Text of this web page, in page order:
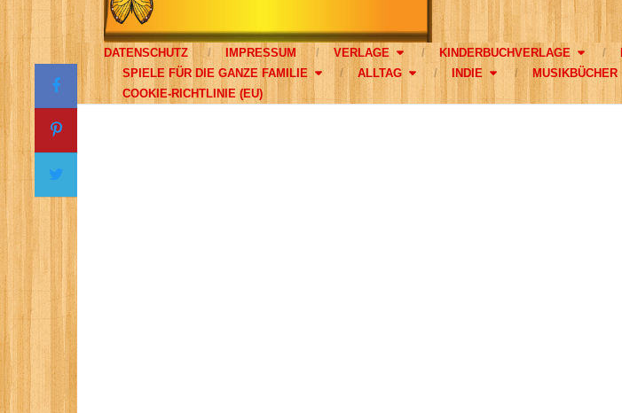
DATENSCHUTZ IMPRESSUM VERLAGE KINDERBUCHVERLAGE
SPIELE FÜR DIE GANZE FAMILIE
ALLTAG INDIE MUSIKBÜCHER
COOKIE-RICHTLINIE (EU)